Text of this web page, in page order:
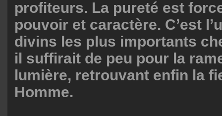
profiteurs. La pureté est
pouvoir et caractère. C’est
divins les plus importants
il suffirait de peu pour la
lumière, retrouvant enfin la
Homme.